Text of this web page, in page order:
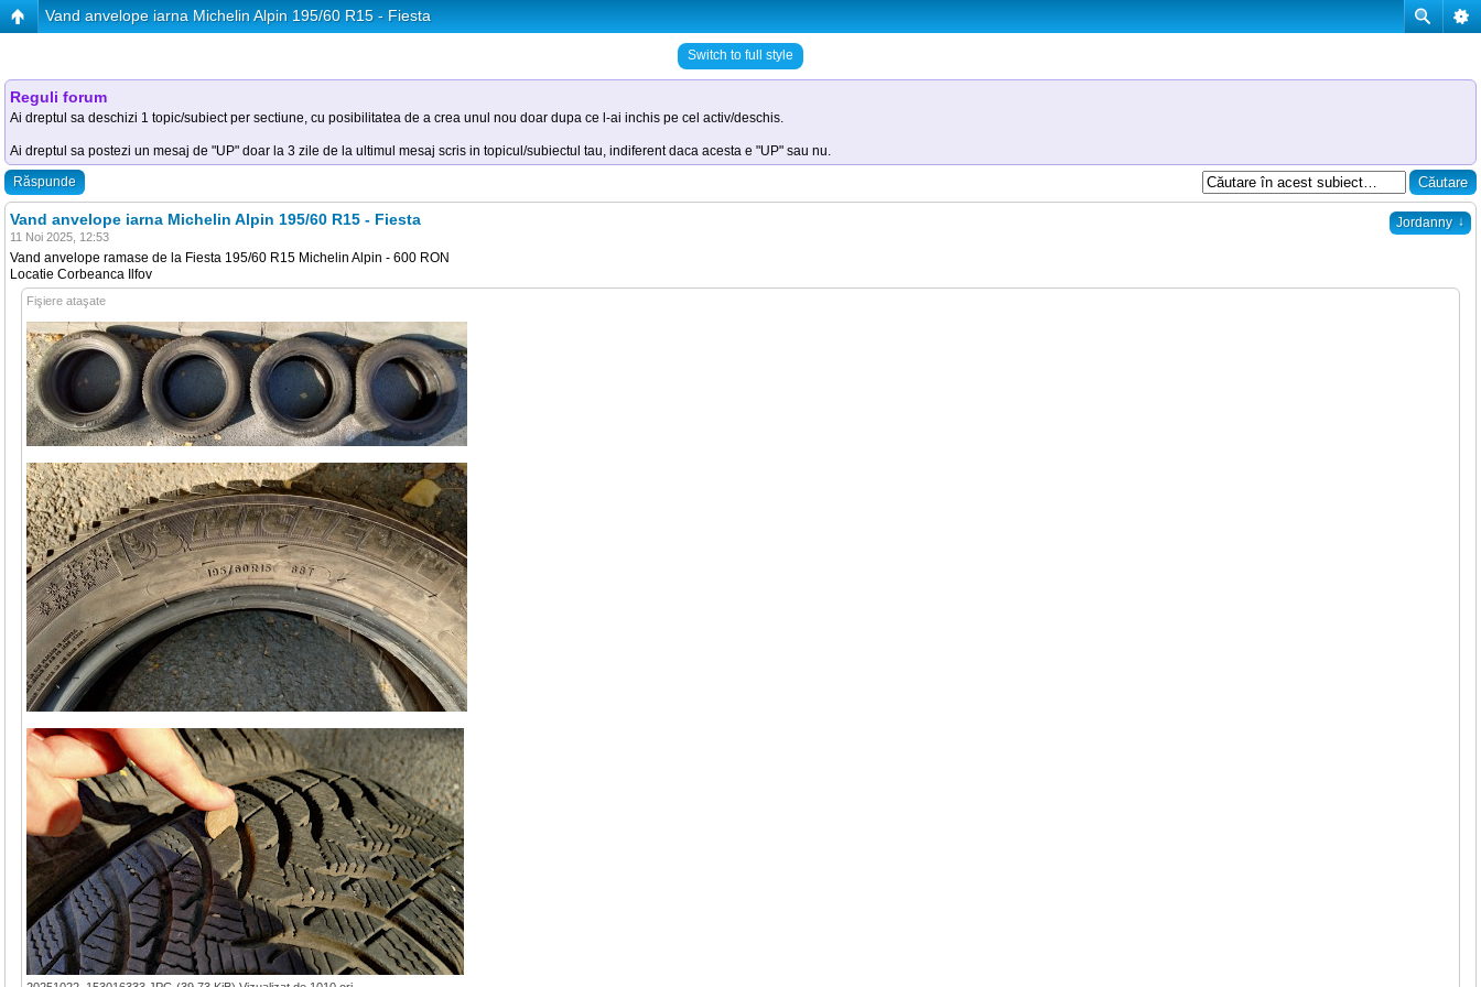
Vand anvelope iarna Michelin Alpin 195/60 R15 - Fiesta
Switch to full style
Reguli forum
Ai dreptul sa deschizi 1 topic/subiect per sectiune, cu posibilitatea de a crea unul nou doar dupa ce l-ai inchis pe cel activ/deschis.
Ai dreptul sa postezi un mesaj de "UP" doar la 3 zile de la ultimul mesaj scris in topicul/subiectul tau, indiferent daca acesta e "UP" sau nu.
Răspunde
Jordanny ↓
Vand anvelope iarna Michelin Alpin 195/60 R15 - Fiesta
11 Noi 2025, 12:53
Vand anvelope ramase de la Fiesta 195/60 R15 Michelin Alpin - 600 RON
Locatie Corbeanca Ilfov
Fişiere ataşate